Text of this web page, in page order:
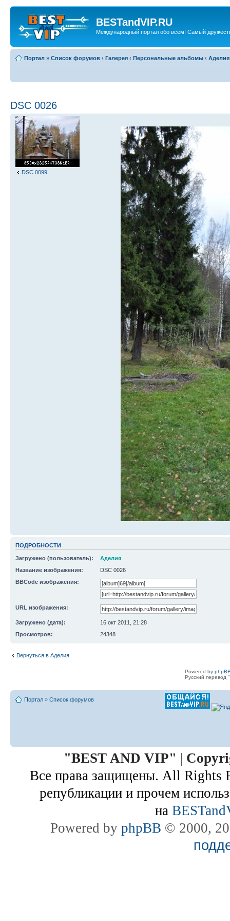
BESTandVIP.RU
Международный портал обо всём! Самый
Портал » Список форумов ‹ Галерея ‹ Персональные альбомы ‹ Аделия
DSC 0026
DSC 0099
ПОДРОБНОСТИ
Загружено (пользователь):
Аделия
Название изображения:
DSC 0026
BBCode изображения:
URL изображения:
Загружено (дата):
16 окт 2011, 21:28
Просмотров:
24348
Вернуться в Аделия
Powered by
Русский перевод
Портал » Список форумов
"BEST AND VIP" |
Все права защищены. All Rights
републикации и прочем
на
Powered by phpBB © 2000,